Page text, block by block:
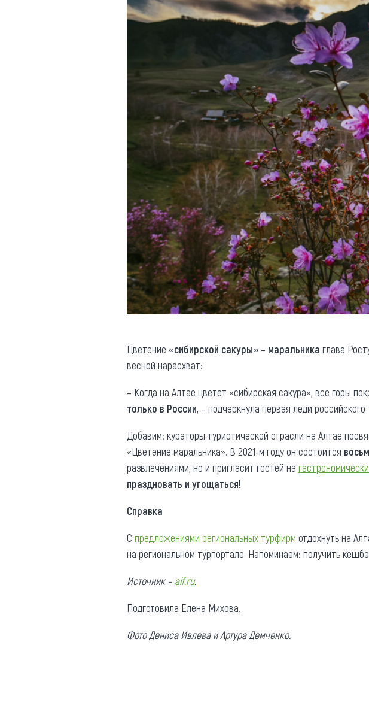
Цветение «сибирской сакуры» – маральника глава
весной нарасхват:
– Когда на Алтае цветет «сибирская сакура», все горы
только в России, – подчеркнула первая леди российского
Добавим: кураторы туристической отрасли на Алтае
«Цветение маральника». В 2021-м году он состоится
развлечениями, но и пригласит гостей на
праздновать и угощаться!
Справка
С предложениями региональных турфирм отдохнуть на
на региональном турпортале. Напоминаем: получить
Источник – aif.ru.
Подготовила Елена Михова.
Фото Дениса Ивлева и Артура Демченко.